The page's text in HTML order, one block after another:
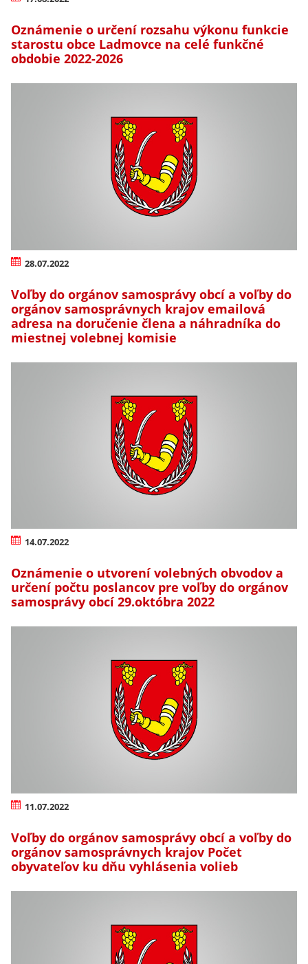
Oznámenie o určení rozsahu výkonu funkcie
starostu obce Ladmovce na celé funkčné
obdobie 2022-2026
28.07.2022
Voľby do orgánov samosprávy obcí a voľby do
orgánov samosprávnych krajov emailová
adresa na doručenie člena a náhradníka do
miestnej volebnej komisie
14.07.2022
Oznámenie o utvorení volebných obvodov a
určení počtu poslancov pre voľby do orgánov
samosprávy obcí 29.októbra 2022
11.07.2022
Voľby do orgánov samosprávy obcí a voľby do
orgánov samosprávnych krajov Počet
obyvateľov ku dňu vyhlásenia volieb